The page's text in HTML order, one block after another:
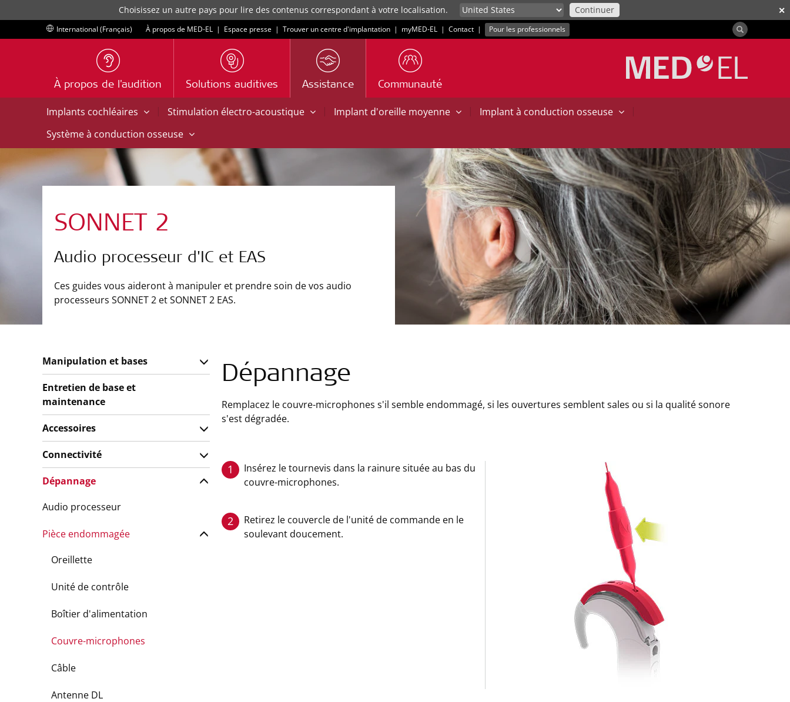
✕
Choisissez un autre pays pour lire des contenus correspondant à votre localisation. Continuer
International (Français) À propos de MED-EL | Espace presse | Trouver un centre d'implantation | myMED‑EL | Contact | Pour les professionnels
À propos de l'audition Solutions auditives Assistance Communauté
Implants cochléaires | Stimulation électro-acoustique | Implant d'oreille moyenne | Implant à conduction osseuse
|
Système à conduction osseuse
SONNET 2
Audio processeur d'IC et EAS
Ces guides vous aideront à manipuler et prendre soin de vos audio
processeurs SONNET 2 et SONNET 2 EAS.
Dépannage
Remplacez le couvre-microphones s'il semble endommagé, si les ouvertures semblent sales ou si la qualité sonore
s'est dégradée.
1
Insérez le tournevis dans la rainure située au bas du
couvre-microphones.
2
Retirez le couvercle de l'unité de commande en le
soulevant doucement.
Manipulation et bases
Entretien de base et
maintenance
Accessoires
Connectivité
Dépannage
Audio processeur
Pièce endommagée
Oreillette
Unité de contrôle
Boîtier d'alimentation
Couvre-microphones
Câble
Antenne DL